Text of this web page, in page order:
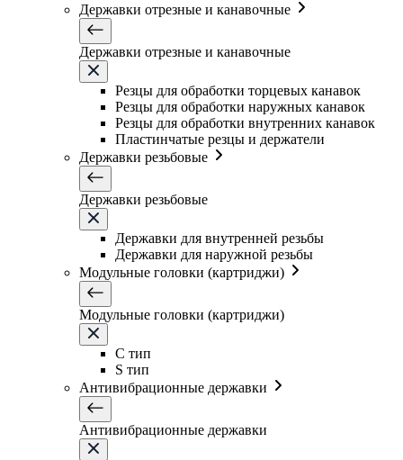
Державки отрезные и канавочные
Державки отрезные и канавочные
Резцы для обработки торцевых канавок
Резцы для обработки наружных канавок
Резцы для обработки внутренних канавок
Пластинчатые резцы и держатели
Державки резьбовые
Державки резьбовые
Державки для внутренней резьбы
Державки для наружной резьбы
Модульные головки (картриджи)
Модульные головки (картриджи)
C тип
S тип
Антивибрационные державки
Антивибрационные державки